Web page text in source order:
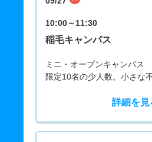
10:00～11:30
稲毛キャンパス
ミニ・オープンキャンパス
限定10名の少人数。小さな
詳細を見